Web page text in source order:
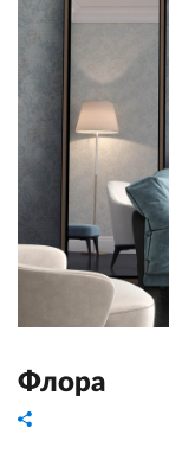
Флора